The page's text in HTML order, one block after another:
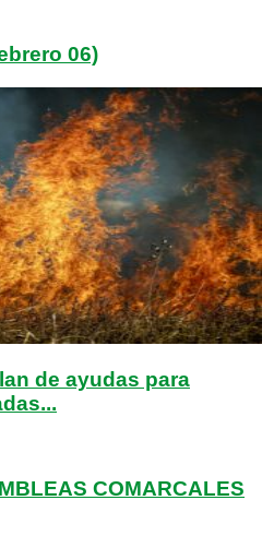
06)
de ayudas para
COMARCALES